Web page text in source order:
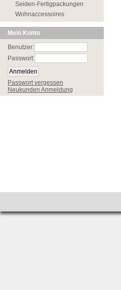
Seiden-Fertigpackungen
Wohnaccessoires
Mein Konto
Benutzer:
Passwort:
Passwort vergessen
Neukunden Anmeldung